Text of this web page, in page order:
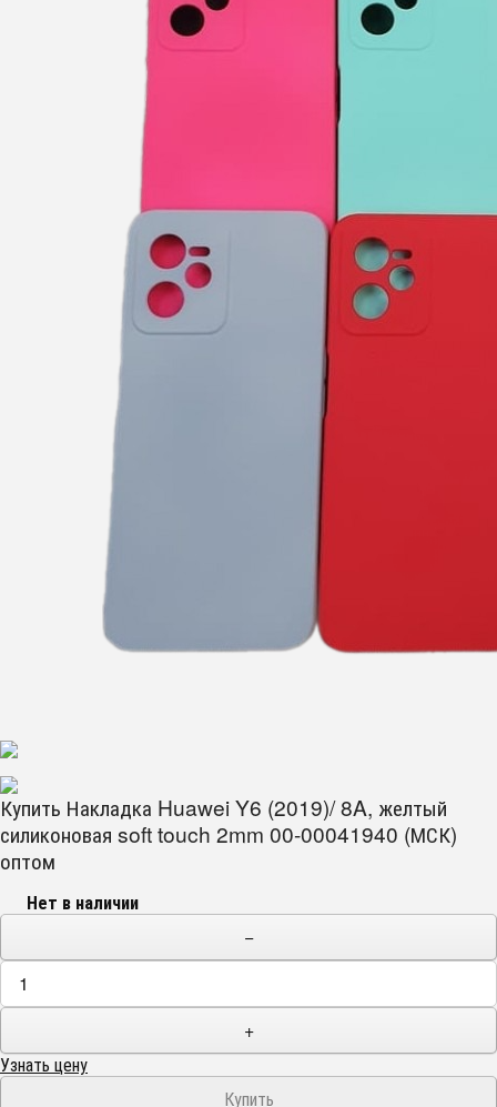
Купить Накладка Huawei Y6 (2019)/ 8A, желтый
силиконовая soft touch 2mm 00-00041940 (МСК)
оптом
Нет в наличии
−
+
Узнать цену